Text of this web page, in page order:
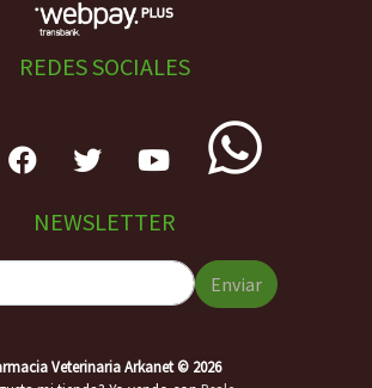
REDES SOCIALES
NEWSLETTER
Enviar
Veterinaria Arkanet © 2026